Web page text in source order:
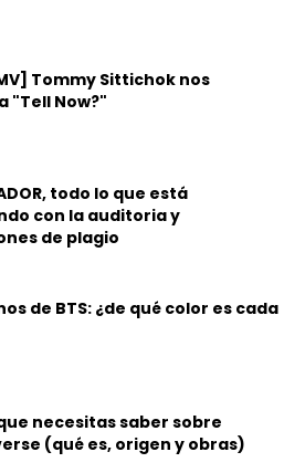
Tommy Sittichok nos
"Tell Now?"
todo lo que está
con la auditoria y
de plagio
de BTS: ¿de qué color es cada
necesitas saber sobre
(qué es, origen y obras)